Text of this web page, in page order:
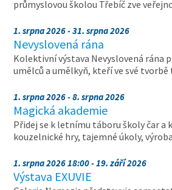
průmyslovou školou Třebíč zve
1. srpna 2026 - 31. srpna 2026
Nevyslovená rána
Kolektivní výstava Nevyslovená rána
umělců a umělkyň, kteří ve své
1. srpna 2026 - 8. srpna 2026
Magická akademie
Přidej se k letnímu táboru školy čar a
kouzelnické hry, tajemné úkoly,
1. srpna 2026 18:00 - 19. září 2026
Výstava EXUVIE